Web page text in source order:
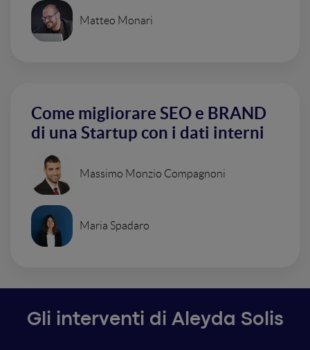
Matteo Monari
Come migliorare SEO e BRAND
di una Startup con i dati interni
Massimo Monzio Compagnoni
Maria Spadaro
Gli interventi di Aleyda Solis